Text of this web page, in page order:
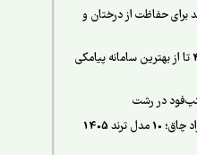
برای حفاظت از درختان و
بهترین پنل پیامکی ایران [4 تا از بهترین سامانه پیامکی
در رشت
1405